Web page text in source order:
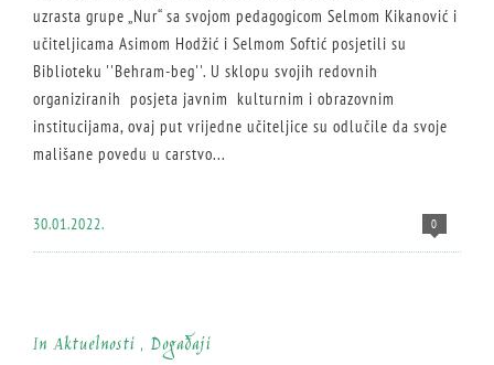
uzrasta grupe „Nur“ sa svojom pedagogicom Selmom Kikanović i
učiteljicama Asimom Hodžić i Selmom Softić posjetili su
Biblioteku ''Behram-beg''. U sklopu svojih redovnih
organiziranih posjeta javnim kulturnim i obrazovnim
institucijama, ovaj put vrijedne učiteljice su odlučile da svoje
mališane povedu u carstvo...
0
30.01.2022.
In Aktuelnosti , Događaji